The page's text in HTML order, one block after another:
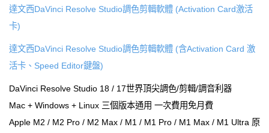
達文西DaVinci Resolve Studio調色剪輯軟體 (Activation Card激活
卡)
達文西DaVinci Resolve Studio調色剪輯軟體 (含Activation Card 激
活卡、Speed Editor鍵盤)
DaVinci Resolve Studio 18 / 17世界頂尖調色/剪輯/調音利器
Mac + Windows + Linux 三個版本通用 一次費用免月費
Apple M2 / M2 Pro / M2 Max / M1 / M1 Pro / M1 Max / M1 Ultra 原